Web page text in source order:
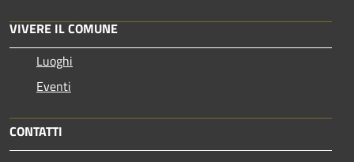
VIVERE IL COMUNE
Luoghi
Eventi
CONTATTI